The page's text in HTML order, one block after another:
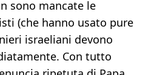
sono mancate le
(che hanno usato pure
israeliani devono
Con tutto